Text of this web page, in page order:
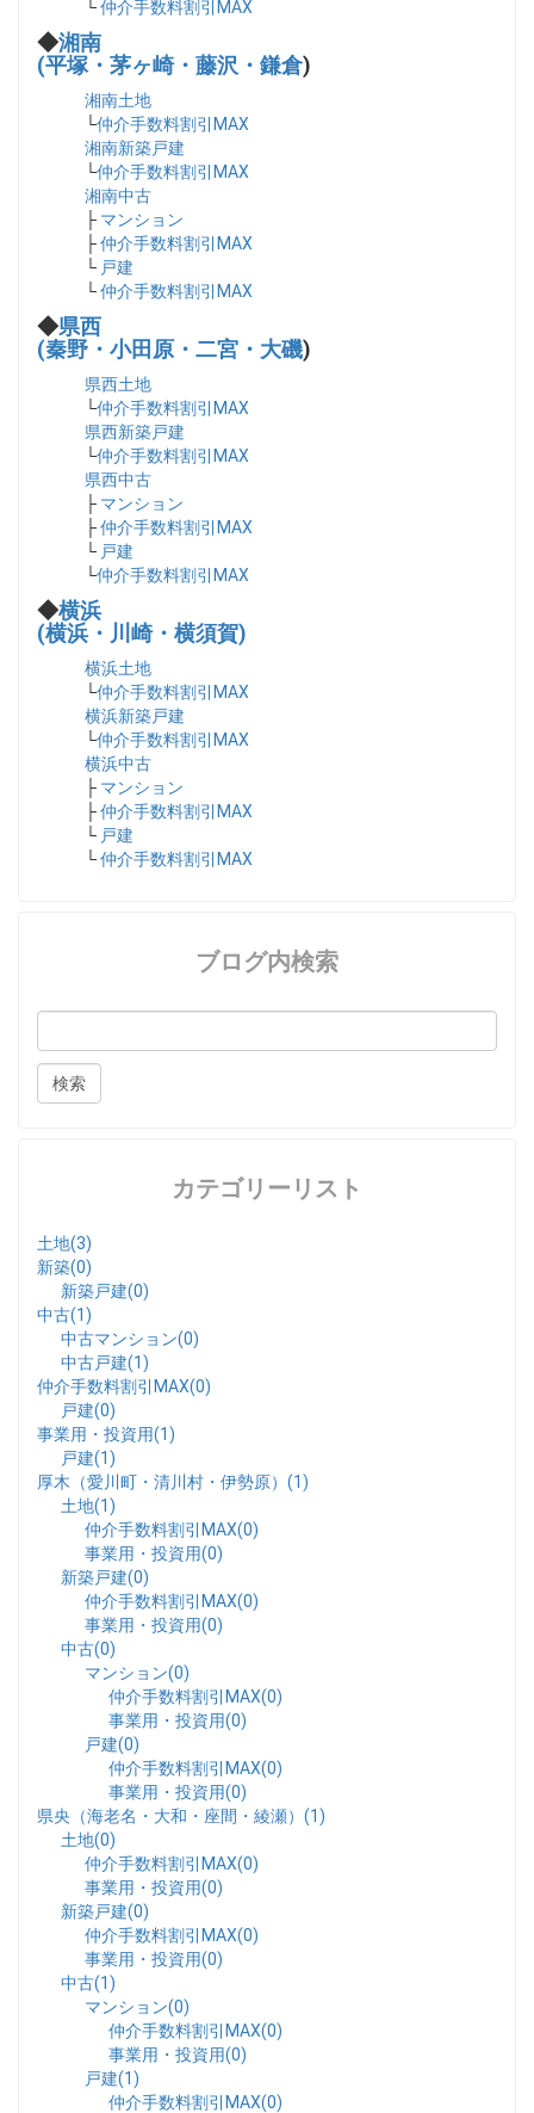
└仲介手数料割引MAX
◆湘南
(平塚・茅ヶ崎・藤沢・鎌倉)
湘南土地
└仲介手数料割引MAX
湘南新築戸建
└仲介手数料割引MAX
湘南中古
├ マンション
├仲介手数料割引MAX
└ 戸建
└仲介手数料割引MAX
◆県西
(秦野・小田原・二宮・大磯)
県西土地
└仲介手数料割引MAX
県西新築戸建
└仲介手数料割引MAX
県西中古
├ マンション
├仲介手数料割引MAX
└ 戸建
└仲介手数料割引MAX
◆横浜
(横浜・川崎・横須賀)
横浜土地
└仲介手数料割引MAX
横浜新築戸建
└仲介手数料割引MAX
横浜中古
├ マンション
├仲介手数料割引MAX
└ 戸建
└仲介手数料割引MAX
ブログ内検索
カテゴリーリスト
土地(3)
新築(0)
新築戸建(0)
中古(1)
中古マンション(0)
中古戸建(1)
仲介手数料割引MAX(0)
戸建(0)
事業用・投資用(1)
戸建(1)
厚木（愛川町・清川村・伊勢原）(1)
土地(1)
仲介手数料割引MAX(0)
事業用・投資用(0)
新築戸建(0)
仲介手数料割引MAX(0)
事業用・投資用(0)
中古(0)
マンション(0)
仲介手数料割引MAX(0)
事業用・投資用(0)
戸建(0)
仲介手数料割引MAX(0)
事業用・投資用(0)
県央（海老名・大和・座間・綾瀬）(1)
土地(0)
仲介手数料割引MAX(0)
事業用・投資用(0)
新築戸建(0)
仲介手数料割引MAX(0)
事業用・投資用(0)
中古(1)
マンション(0)
仲介手数料割引MAX(0)
事業用・投資用(0)
戸建(1)
仲介手数料割引MAX(0)